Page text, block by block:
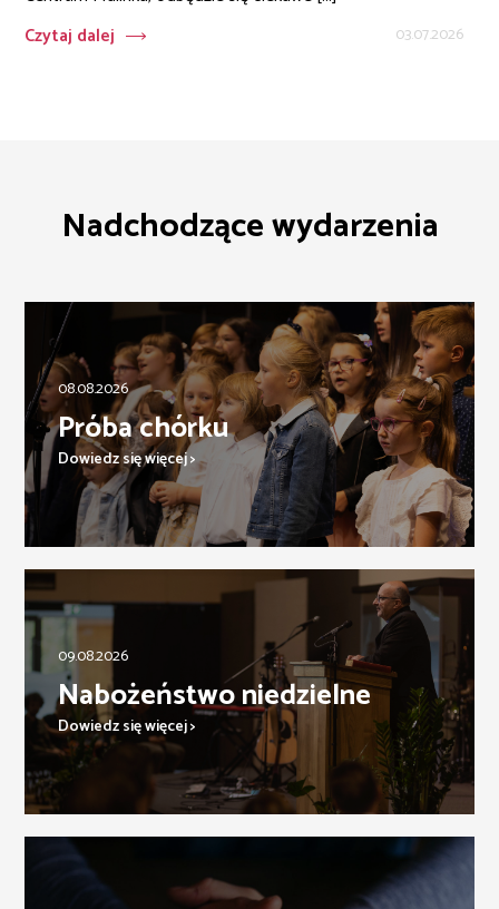
Czytaj dalej
03.07.2026
Nadchodzące wydarzenia
08.08.2026
Próba chórku
Dowiedz się więcej >
09.08.2026
Nabożeństwo niedzielne
Dowiedz się więcej >